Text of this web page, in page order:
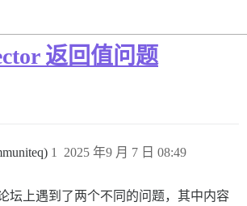
返回值问题
2025 年9 月 7 日 08:49
1
坛上遇到了两个不同的问题，其中内容